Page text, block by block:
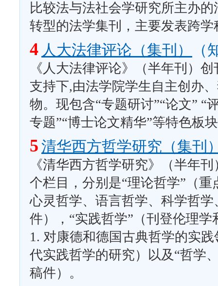
比较法与法社会学研究所主办
转型的法学集刊，主要发表跨
4 人大法律评论（集刊）
《人大法律评论》（半年刊）
支持下,由法学院学生自主创办
物。现包含“专题研讨”“论文” “
专题”“博士论文精华”等特色板
5 清华西方哲学研究（集刊
《清华西方哲学研究》（半年
个栏目，分别是“理论哲学”（
心灵哲学、语言哲学、科学哲
件），“实践哲学”（刊登伦理
1. 对康德和德国古典哲学的实
代实践哲学的研究）以及“哲学
稿件）。